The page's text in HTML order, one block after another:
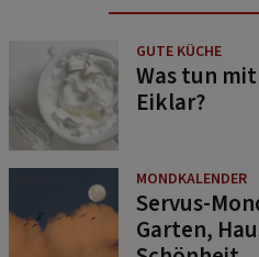
GUTE KÜCHE
Was tun
Eiklar?
MONDKALENDER
Servus-
Garten,